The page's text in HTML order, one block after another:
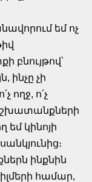
եմ ոչ
բնույթով՝
ինչը չի
ողջ, ո՛չ
կինոյի
ինքնին
համար,